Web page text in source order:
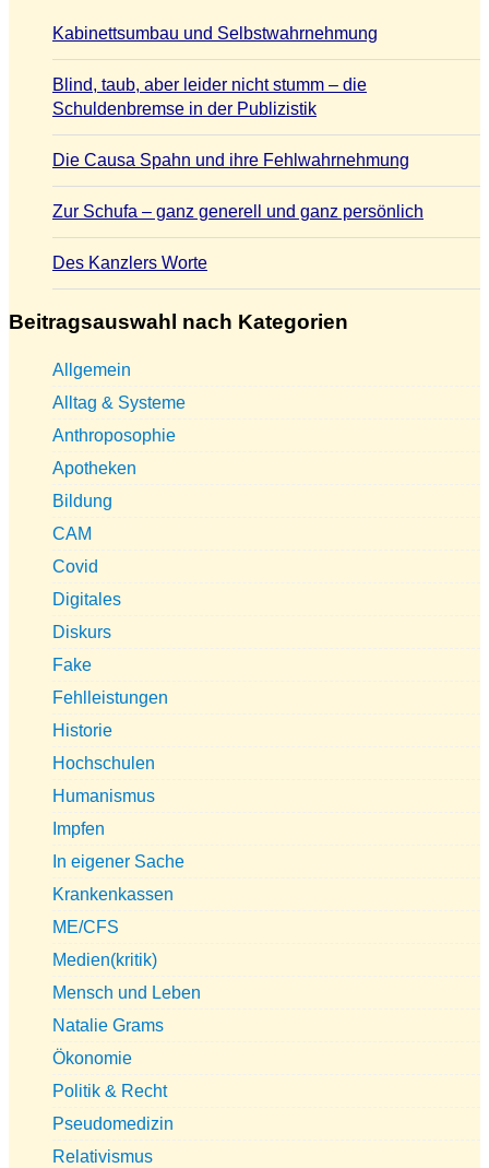
Kabinettsumbau und Selbstwahrnehmung
Blind, taub, aber leider nicht stumm – die
Schuldenbremse in der Publizistik
Die Causa Spahn und ihre Fehlwahrnehmung
Zur Schufa – ganz generell und ganz persönlich
Des Kanzlers Worte
Beitragsauswahl nach Kategorien
Allgemein
Alltag & Systeme
Anthroposophie
Apotheken
Bildung
CAM
Covid
Digitales
Diskurs
Fake
Fehlleistungen
Historie
Hochschulen
Humanismus
Impfen
In eigener Sache
Krankenkassen
ME/CFS
Medien(kritik)
Mensch und Leben
Natalie Grams
Ökonomie
Politik & Recht
Pseudomedizin
Relativismus